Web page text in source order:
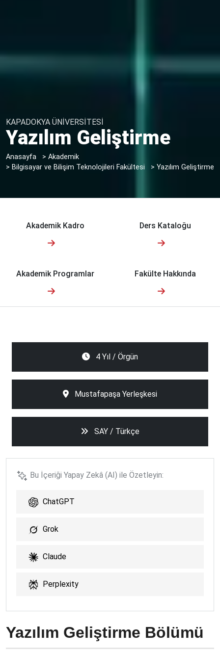
KAPADOKYA ÜNİVERSİTESİ
Yazılım Geliştirme
Anasayfa > Akademik
> Bilgisayar ve Bilişim Teknolojileri Fakültesi > Yazılım Geliştirme
Akademik Kadro Ders Kataloğu
Akademik Programlar Fakülte Hakkında
4 Yıl / Örgün
Mustafapaşa Yerleşkesi
SAY / Türkçe
Bu İçeriği Yapay Zekâ (AI) ile Özetleyin:
ChatGPT
Grok
Claude
Perplexity
Yazılım Geliştirme Bölümü